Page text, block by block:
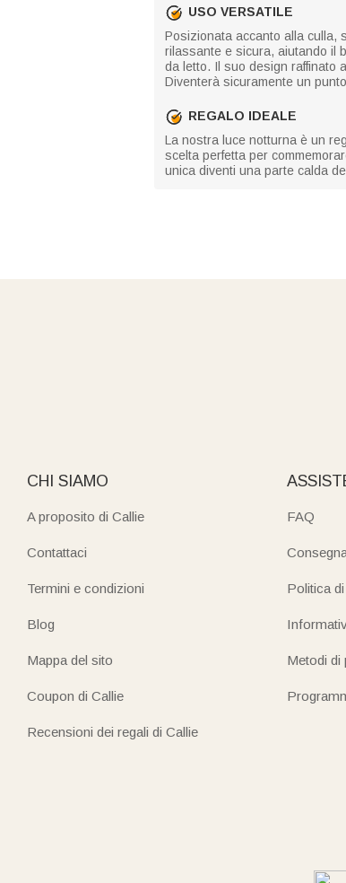
USO VERSATILE
Posizionata accanto alla culla,
rilassante e sicura, aiutando il
da letto. Il suo design raffinato
Diventerà sicuramente un
REGALO IDEALE
La nostra luce notturna è un
scelta perfetta per
unica diventi una parte calda
CHI SIAMO
A proposito di Callie
Contattaci
Termini e condizioni
Blog
Mappa del sito
Coupon di Callie
Recensioni dei regali di Callie
FAQ
Politica
Metodi di